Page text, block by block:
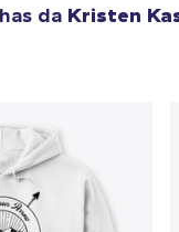
da Kristen